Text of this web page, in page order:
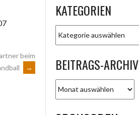
beim
→
KATEGORIEN
BEITRAGS-ARCHIV
ARCHIV